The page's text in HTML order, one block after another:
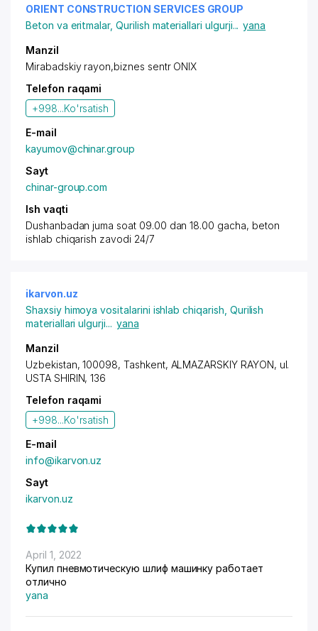
ORIENT CONSTRUCTION SERVICES GROUP
Beton va eritmalar,Qurilish materiallari ulgurji... yana
Manzil
Mirabadskiy rayon,biznes sentr ONIX
Telefon raqami
+998...Ko'rsatish
E-mail
kayumov@chinar.group
Sayt
chinar-group.com
Ish vaqti
Dushanbadan juma soat 09.00 dan 18.00 gacha, beton
ishlab chiqarish zavodi 24/7
ikarvon.uz
Shaxsiy himoya vositalarini ishlab chiqarish Qurilish
materiallari ulgurji... yana
Manzil
Uzbekistan, 100098, Tashkent, ALMAZARSKIY RAYON, ul.
USTA SHIRIN, 136
Telefon raqami
+998...Ko'rsatish
E-mail
info@ikarvon.uz
Sayt
ikarvon.uz
April 1, 2022
Купил пневмотическую шлиф машинку работает
отлично
yana